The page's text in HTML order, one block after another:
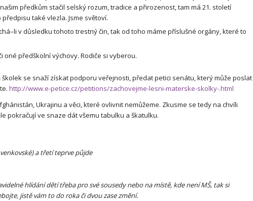
předkům stačil selský rozum, tradice a přirozenost, tam má 21. století
také vlezla. Jsme světoví.
v důsledku tohoto trestný čin, tak od toho máme příslušné orgány, které to
oné předškolní výchovy. Rodiče si vyberou.
se snaží získat podporu veřejnosti, předat petici senátu, který může poslat
http://www.e-petice.cz/petitions/zachovejme-lesni-materske-skolky-.html
Ukrajinu a věci, které ovlivnit nemůžeme. Zkusme se tedy na chvíli
pokračují ve snaze dát všemu tabulku a škatulku.
a třetí teprve půjde
hlídání dětí třeba pro své sousedy nebo na místě, kde není MŠ, tak si
jistě vám to do roka či dvou zase změní.